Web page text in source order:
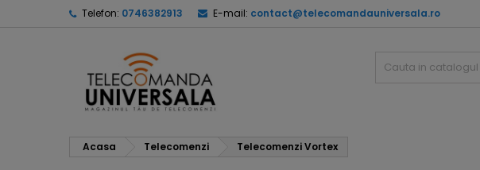
Telefon: 0746382913 E-mail: contact@telecomandauniversala.ro
Acasa Telecomenzi Telecomenzi Vortex